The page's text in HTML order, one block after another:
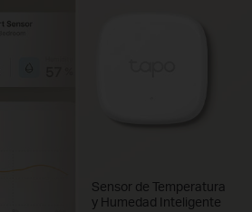
Sensor de Temperatura
y Humedad Inteligente